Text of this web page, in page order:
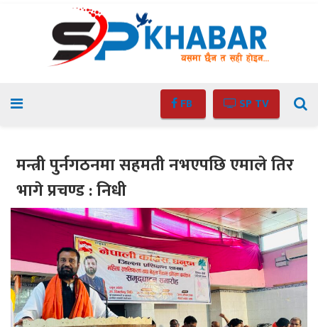
FB SP TV
मन्त्री पुर्नगठनमा सहमती नभएपछि एमाले तिर
भागे प्रचण्ड : निधी